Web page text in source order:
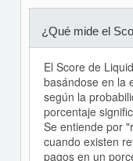
¿Qué mide el
El Score de
basándose en la
según la
porcentaje
Se entiende por
cuando existen
pagos en un